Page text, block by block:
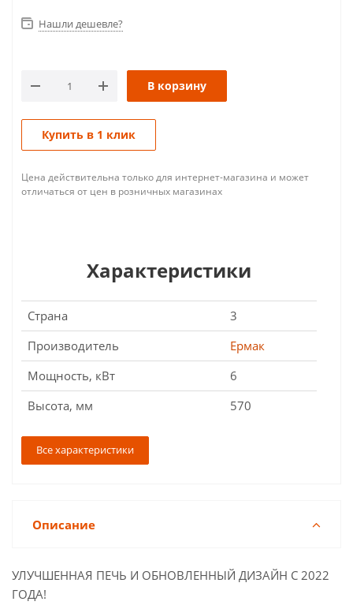
Нашли дешевле?
В корзину
Купить в 1 клик
Цена действительна только для интернет-магазина и может
отличаться от цен в розничных магазинах
Характеристики
Страна
3
Производитель
Ермак
Мощность, кВт
6
Высота, мм
570
Все характеристики
Описание
УЛУЧШЕННАЯ ПЕЧЬ И ОБНОВЛЕННЫЙ ДИЗАЙН С 2022
ГОДА!